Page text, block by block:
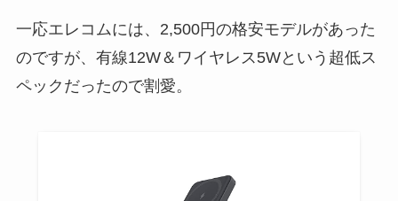
一応エレコムには、2,500円の格安モデルがあった
のですが、有線12W＆ワイヤレス5Wという超低ス
ペックだったので割愛。